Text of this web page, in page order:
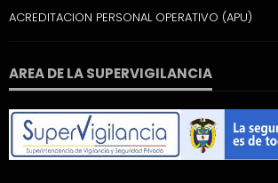
ACREDITACION PERSONAL OPERATIVO (APU)
AREA DE LA SUPERVIGILANCIA